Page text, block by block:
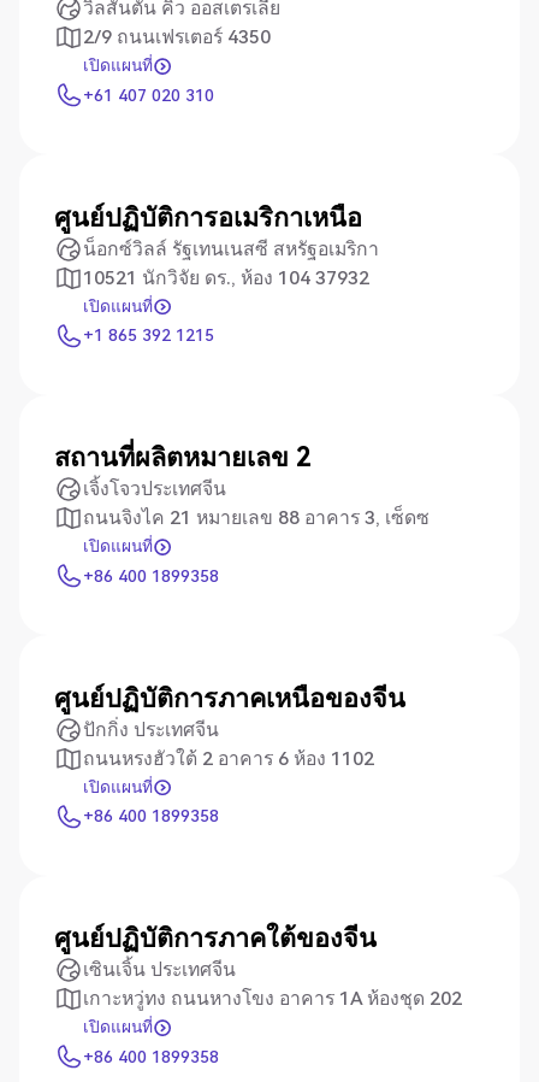
วิลสันตัน คิว ออสเตรเลีย
2/9 ถนนเฟรเตอร์ 4350
เปิดแผนที่
เปิดแผนที่
+61 407 020 310
ศูนย์ปฏิบัติการอเมริกาเหนือ
น็อกซ์วิลล์ รัฐเทนเนสซี สหรัฐอเมริกา
10521 นักวิจัย ดร., ห้อง 104 37932
เปิดแผนที่
เปิดแผนที่
+1 865 392 1215
สถานที่ผลิตหมายเลข 2
เจิ้งโจวประเทศจีน
ถนนจิงไค 21 หมายเลข 88 อาคาร 3, เซ็ดซ
เปิดแผนที่
เปิดแผนที่
+86 400 1899358
ศูนย์ปฏิบัติการภาคเหนือของจีน
ปักกิ่ง ประเทศจีน
ถนนหรงฮัวใต้ 2 อาคาร 6 ห้อง 1102
เปิดแผนที่
เปิดแผนที่
+86 400 1899358
ศูนย์ปฏิบัติการภาคใต้ของจีน
เซินเจิ้น ประเทศจีน
เกาะหวู่ทง ถนนหางโขง อาคาร 1A ห้องชุด 202
เปิดแผนที่
เปิดแผนที่
+86 400 1899358